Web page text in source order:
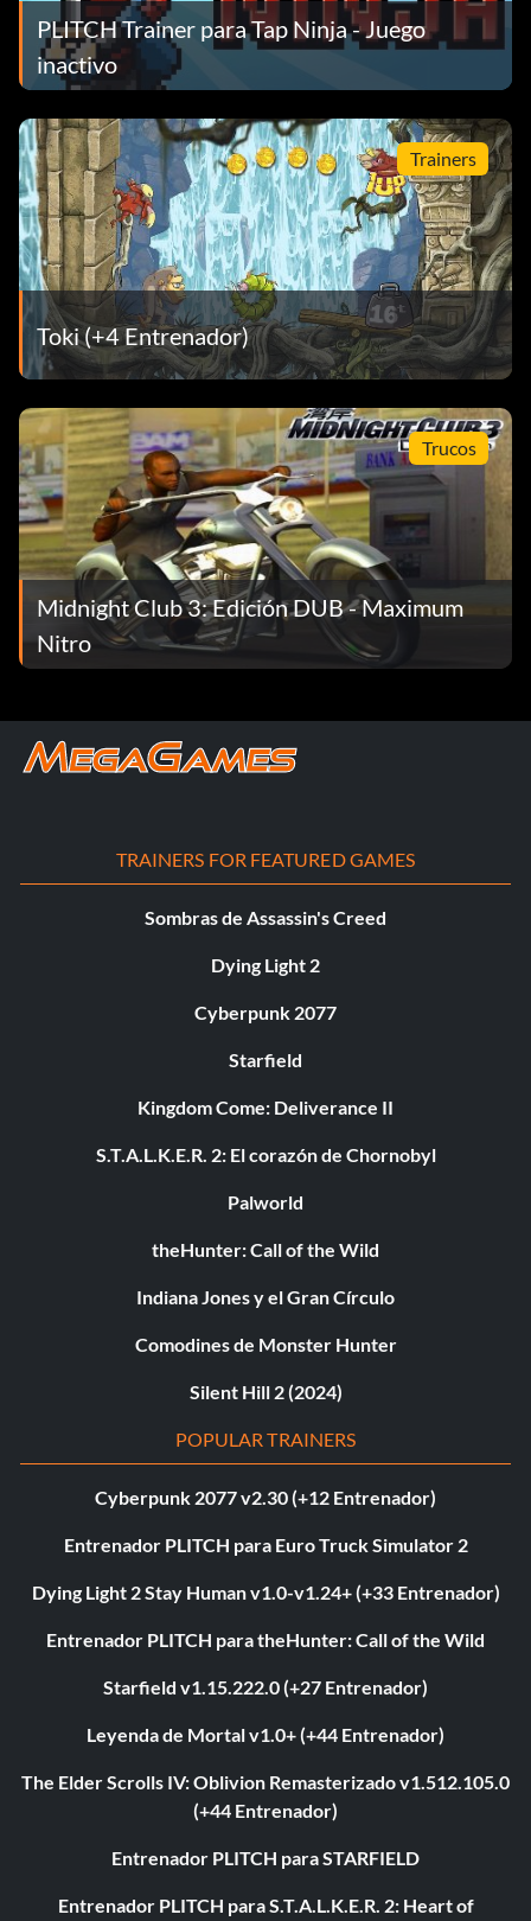
PLITCH Trainer para Tap Ninja - Juego
inactivo
Trainers
Toki (+4 Entrenador)
Trucos
Midnight Club 3: Edición DUB - Maximum
Nitro
TRAINERS FOR FEATURED GAMES
Sombras de Assassin's Creed
Dying Light 2
Cyberpunk 2077
Starfield
Kingdom Come: Deliverance II
S.T.A.L.K.E.R. 2: El corazón de Chornobyl
Palworld
theHunter: Call of the Wild
Indiana Jones y el Gran Círculo
Comodines de Monster Hunter
Silent Hill 2 (2024)
POPULAR TRAINERS
Cyberpunk 2077 v2.30 (+12 Entrenador)
Entrenador PLITCH para Euro Truck Simulator 2
Dying Light 2 Stay Human v1.0-v1.24+ (+33 Entrenador)
Entrenador PLITCH para theHunter: Call of the Wild
Starfield v1.15.222.0 (+27 Entrenador)
Leyenda de Mortal v1.0+ (+44 Entrenador)
The Elder Scrolls IV: Oblivion Remasterizado v1.512.105.0
(+44 Entrenador)
Entrenador PLITCH para STARFIELD
Entrenador PLITCH para S.T.A.L.K.E.R. 2: Heart of